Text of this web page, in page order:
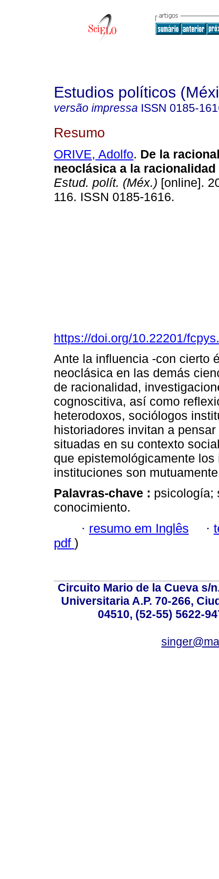
Estudios políticos
versão impressa ISSN 0185-
Resumo
ORIVE, Adolfo. De la
neoclásica a la racionalidad
Estud. polít. (Méx.) [online].
116. ISSN 0185-1616.
https://doi.org/10.22201/
Ante la influencia -con cierto
neoclásica en las demás
de racionalidad,
cognoscitiva, así como
heterodoxos, sociólogos
historiadores invitan a
situadas en su contexto
que epistemológicamente
instituciones son
Palavras-chave : psicología;
conocimiento.
· resumo em Inglês ·
pdf )
Circuito Mario de la Cueva s/
Universitaria A.P. 70-266,
04510, (52-55) 5622-